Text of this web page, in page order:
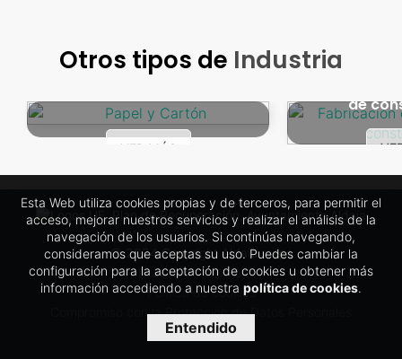
Otros tipos de Industria
Papel y Cartón
VER MÁS
de
© 2024 Copyright Aldaia maps
Política de privacidad
Política de cookies
Compromiso con la Protección de Datos Personales
Esta Web utiliza cookies propias y de terceros, para permitir el
acceso, mejorar nuestros servicios y realizar el análisis de la
navegación de los usuarios. Si continúas navegando,
consideramos que aceptas su uso. Puedes cambiar la
configuración para la aceptación de cookies u obtener más
información accediendo a nuestra política de cookies.
Entendido